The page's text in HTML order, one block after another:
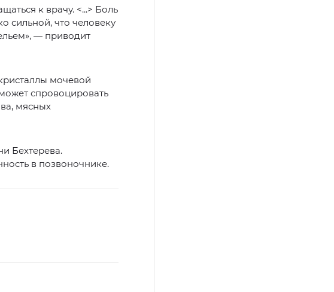
к врачу. <...> Боль
сильной, что человеку
— приводит
мочевой
спровоцировать
мясных
Бехтерева.
в позвоночнике.